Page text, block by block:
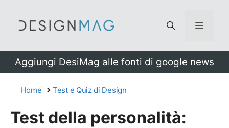
Menu
Aggiungi DesiMag alle fonti di google news
Home Test e Quiz di Design
Test della personalità: